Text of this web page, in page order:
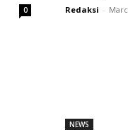
0 Redaksi -
NEWS